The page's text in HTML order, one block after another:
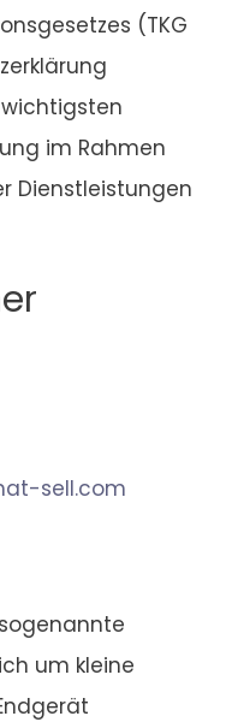
(TKG
im Rahmen
Dienstleistungen
sell.com
um kleine